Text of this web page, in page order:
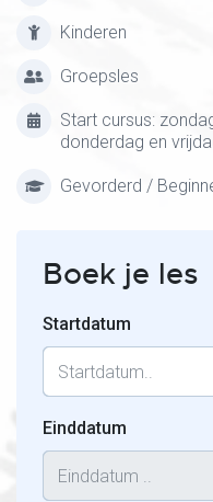
Kinderen
Groepsles
Start cursus:
donderdag en
Gevorderd /
Boek je les
Startdatum
Einddatum